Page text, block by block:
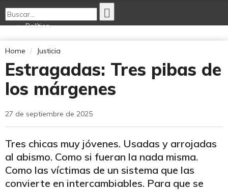
Política
Opinión
Internacionales
Deportes
Tecnología
Ciencia Nativa
Cultura
Home Justicia
Estragadas: Tres pibas de
los márgenes
27 de septiembre de 2025
Tres chicas muy jóvenes. Usadas y arrojadas
al abismo. Como si fueran la nada misma.
Como las víctimas de un sistema que las
convierte en intercambiables. Para que se